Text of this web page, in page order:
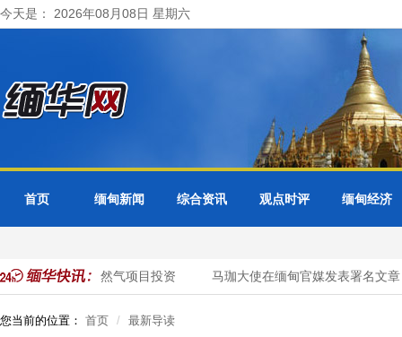
今天是： 2026年08月08日 星期六
首页 缅甸新闻 综合资讯 观点时评 缅甸经济
大对缅优质天然气项目投资 马珈大使在缅甸官媒发表署名文章
您当前的位置： 首页 最新导读